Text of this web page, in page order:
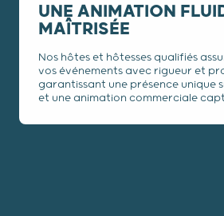
UNE ANIMATION
MAÎTRISÉE
Nos hôtes et hôtesses qualifiés
vos événements avec rigueur et
garantissant une présence unique
et une animation commerciale